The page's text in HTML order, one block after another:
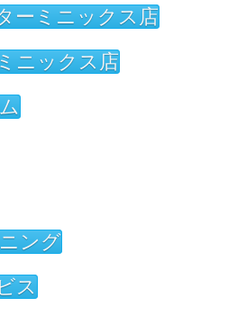
ーミニックス店
ニックス店
ング
ス